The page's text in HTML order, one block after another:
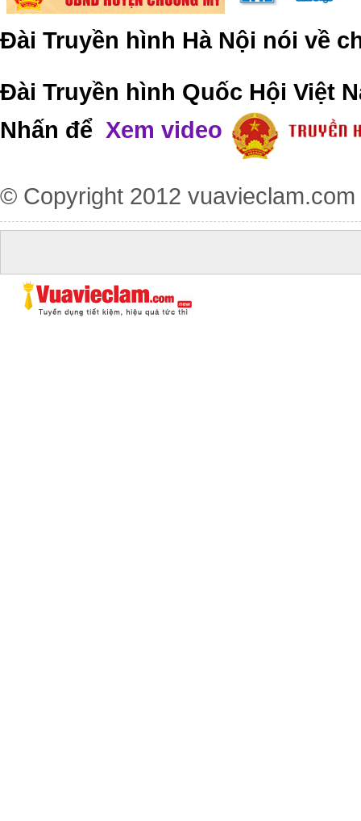
Đài Truyền hình Hà Nội nói về
Đài Truyền hình Quốc Hội Việt
Nhấn để Xem video
© Copyright 2012 vuavieclam.com